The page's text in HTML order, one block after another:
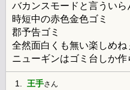
バカンスモードと言ういら
時短中の赤色金色ゴミ
郡予告ゴミ
全然面白くも無い楽しめね
ニューギンはゴミ台しか作
1. 王手さん